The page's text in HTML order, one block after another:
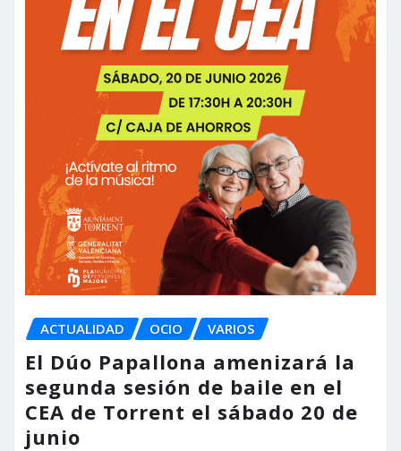
ACTUALIDAD OCIO VARIOS
El Dúo Papallona amenizará la
segunda sesión de baile en el
CEA de Torrent el sábado 20 de
junio